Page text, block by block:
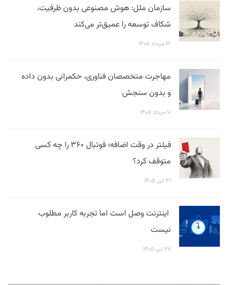
سازمان ملل: هوش مصنوعی بدون ظرفیت،
شکاف توسعه را عمیق‌تر می‌کند
۱۳ مرداد ۱۴۰۵
مهاجرت متخصصان فناوری، حکمرانی بدون داده
و بدون سنجش
۱۰ مرداد ۱۴۰۵
فیلتر در وقت اضافه؛ فوتبال ۳۶۰ را چه کسی
متوقف کرد؟
۳۱ تیر ۱۴۰۵
اینترنت وصل است اما تجربه کاربر مطلوب
نیست
۲۸ تیر ۱۴۰۵